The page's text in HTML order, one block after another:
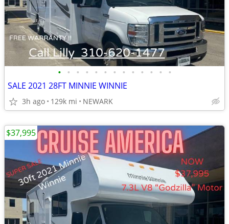
• • • • • • • • • • • • •
SALE 2021 28FT MINNIE WINNIE
3h ago 129k mi NEWARK
$37,995